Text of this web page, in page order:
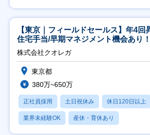
【東京｜フィールドセールス】年4回
住宅手当/早期マネジメント機会あり！
株式会社クオレガ
東京都
380万~650万
正社員採用 土日祝休み 休日120日以上
業界未経験OK 産休・育休あり